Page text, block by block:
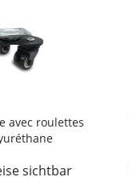
avec roulettes
sichtbar